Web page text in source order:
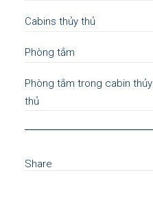
Cabins thủy thủ
Phòng tắm
Phòng tắm trong cabin thủy
thủ
Share